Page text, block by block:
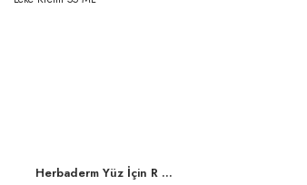
Herbaderm Yüz İçin R ...